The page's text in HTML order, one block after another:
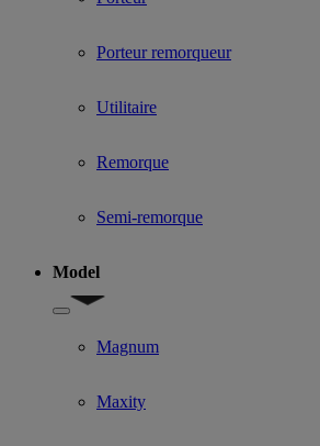
Porteur remorqueur
Utilitaire
Remorque
Semi-remorque
Model
Show submenu for Model
Magnum
Maxity